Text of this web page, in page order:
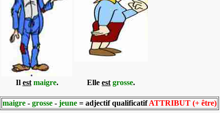
Il est maigre. Elle est grosse.
maigre - grosse - jeune = adjectif qualificatifATTRIBUT (+ être)